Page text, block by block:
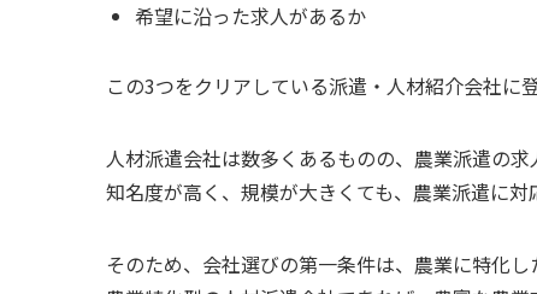
希望に沿った求人があるか
この3つをクリアしている派遣・人材紹介会社に
人材派遣会社は数多くあるものの、農業派遣の求
知名度が高く、規模が大きくても、 農業派遣に対
そのため、会社選びの第一条件は、 農業に特化